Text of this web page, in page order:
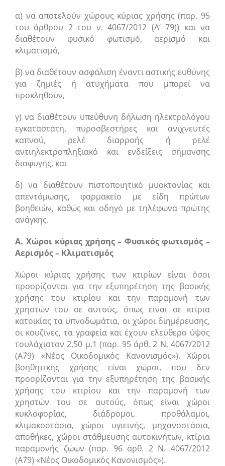
α) να αποτελούν χώρους κύριας χρήσης (παρ. 95
του άρθρου 2 του ν. 4067/2012 (Α’ 79)) και να
διαθέτουν φυσικό φωτισμό, αερισμό και
κλιματισμό,
β) να διαθέτουν ασφάλιση έναντι αστικής ευθύνης
για ζημιές ή ατυχήματα που μπορεί να
προκληθούν,
γ) να διαθέτουν υπεύθυνη δήλωση ηλεκτρολόγου
εγκαταστάτη, πυροσβεστήρες και ανιχνευτές
καπνού, ρελέ διαρροής ή ρελέ
αντιηλεκτροπληξιακό και ενδείξεις σήμανσης
διαφυγής, και
δ) να διαθέτουν πιστοποιητικό μυοκτονίας και
απεντόμωσης, φαρμακείο με είδη πρώτων
βοηθειών, καθώς και οδηγό με τηλέφωνα πρώτης
ανάγκης.
Α. Χώροι κύριας χρήσης – Φυσικός φωτισμός –
Αερισμός – Κλιματισμός
Χώροι κύριας χρήσης των κτιρίων είναι όσοι
προορίζονται για την εξυπηρέτηση της βασικής
χρήσης του κτιρίου και την παραμονή των
χρηστών του σε αυτούς, όπως είναι σε κτίρια
κατοικίας τα υπνοδωμάτια, οι χώροι διημέρευσης,
οι κουζίνες, τα γραφεία και έχουν ελεύθερο ύψος
τουλάχιστον 2,50 μ.1 (παρ. 95 άρθ. 2 Ν. 4067/2012
(Α΄79) «Νέος Οικοδομικός Κανονισμός»). Χώροι
βοηθητικής χρήσης είναι χώροι, που δεν
προορίζονται για την εξυπηρέτηση της βασικής
χρήσης του κτιρίου και την παραμονή των
χρηστών του σε αυτούς, όπως είναι χώροι
κυκλοφορίας, διάδρομοι, προθάλαμοι,
κλιμακοστάσια, χώροι υγιεινής, μηχανοστάσια,
αποθήκες, χώροι στάθμευσης αυτοκινήτων, κτίρια
παραμονής ζώων (παρ. 96 άρθ. 2 Ν. 4067/2012
(Α΄79) «Νέος Οικοδομικός Κανονισμός»).